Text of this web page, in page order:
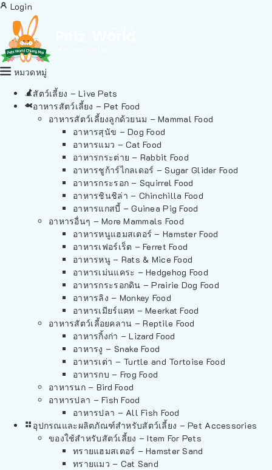
Login
หมวดหมู่
สัตว์เลี้ยง – Live Pets
อาหารสัตว์เลี้ยง – Pet Food
อาหารสัตว์เลี้ยงลูกด้วยนม – Mammal Food
อาหารสุนัข – Dog Food
อาหารแมว – Cat Food
อาหารกระต่าย – Rabbit Food
อาหารชูก้าร์ไกลเดอร์ – Sugar Glider Food
อาหารกระรอก – Squirrel Food
อาหารชินชิล่า – Chinchilla Food
อาหารแกสบี้ – Guinea Pig Food
อาหารอื่นๆ – More Mammals Food
อาหารหนูแฮมสเตอร์ – Hamster Food
อาหารเฟอร์เร็ต – Ferret Food
อาหารหนู – Rats & Mice Food
อาหารเม่นแคระ – Hedgehog Food
อาหารกระรอกดิน – Prairie Dog Food
อาหารลิง – Monkey Food
อาหารเมียร์แคท – Meerkat Food
อาหารสัตว์เลี้อยคลาน – Reptile Food
อาหารกิ้งก่า – Lizard Food
อาหารงู – Snake Food
อาหารเต่า – Turtle and Tortoise Food
อาหารกบ – Frog Food
อาหารนก – Bird Food
อาหารปลา – Fish Food
อาหารปลา – All Fish Food
อุปกรณและผลิตภัณฑ์สำหรับสัตว์เลี้ยง – Pet Accessories
ของใช้สำหรับสัตว์เลี้ยง – Item For Pets
ทรายแฮมสเตอร์ – Hamster Sand
ทรายแมว – Cat Sand